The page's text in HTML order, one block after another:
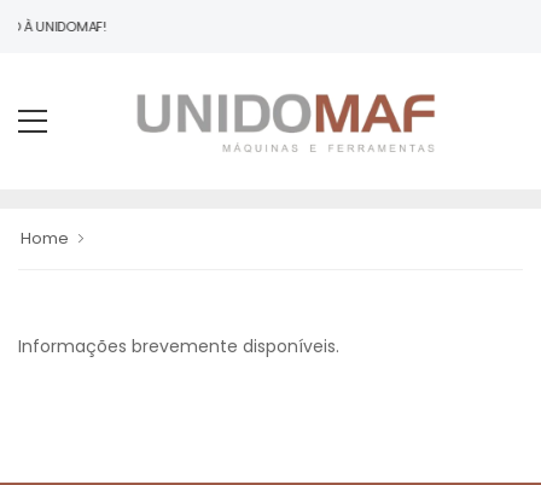
À UNIDOMAF!
Home
Informações brevemente disponíveis.